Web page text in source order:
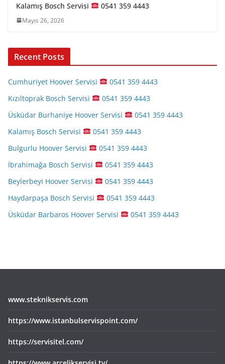
Kalamış Bosch Servisi 0541 359 4443
Mayıs 26, 2026
Recent Posts
Cumhuriyet Hoover Servisi
0541 359 4443
Kızıltoprak Bosch Servisi
0541 359 4443
Üsküdar Burhaniye Hoover Servisi
0541 359 4443
Kalamış Bosch Servisi
0541 359 4443
Bulgurlu Hoover Servisi
0541 359 4443
İbrahimağa Bosch Servisi
0541 359 4443
Beylerbeyi Hoover Servisi
0541 359 4443
Haydarpaşa Bosch Servisi
0541 359 4443
Üsküdar Barbaros Hoover Servisi
0541 359 4443
www.steknikservis.com
https://www.istanbulservispoint.com/
https://servisitel.com/